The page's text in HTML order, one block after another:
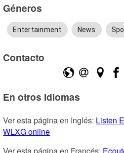
Géneros
Entertainment News
Contacto
En otros idiomas
Ver esta página en Inglés: Listen
WLXG online
Ver esta página en Francés: